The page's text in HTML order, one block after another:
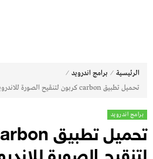
الرئيسية ⁄ برامج اندرويد ⁄
تحميل تطبيق carbon كربون لتنقيح الصورة للاندرويد 2025 اخر اصدار
برامج اندرويد